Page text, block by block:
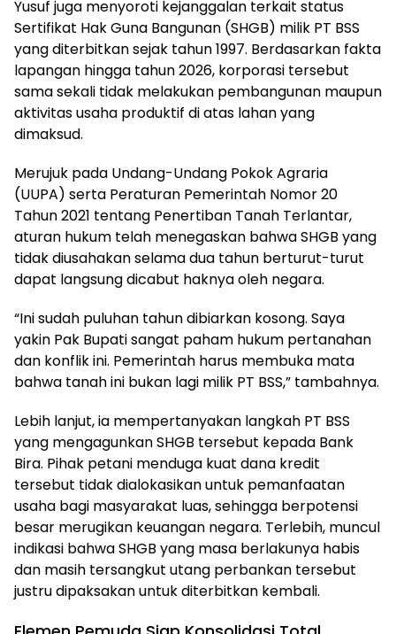
Yusuf juga menyoroti kejanggalan terkait status
Sertifikat Hak Guna Bangunan (SHGB) milik PT BSS
yang diterbitkan sejak tahun 1997. Berdasarkan fakta
lapangan hingga tahun 2026, korporasi tersebut
sama sekali tidak melakukan pembangunan maupun
aktivitas usaha produktif di atas lahan yang
dimaksud.
Merujuk pada Undang-Undang Pokok Agraria
(UUPA) serta Peraturan Pemerintah Nomor 20
Tahun 2021 tentang Penertiban Tanah Terlantar,
aturan hukum telah menegaskan bahwa SHGB yang
tidak diusahakan selama dua tahun berturut-turut
dapat langsung dicabut haknya oleh negara.
“Ini sudah puluhan tahun dibiarkan kosong. Saya
yakin Pak Bupati sangat paham hukum pertanahan
dan konflik ini. Pemerintah harus membuka mata
bahwa tanah ini bukan lagi milik PT BSS,” tambahnya.
Lebih lanjut, ia mempertanyakan langkah PT BSS
yang mengagunkan SHGB tersebut kepada Bank
Bira. Pihak petani menduga kuat dana kredit
tersebut tidak dialokasikan untuk pemanfaatan
usaha bagi masyarakat luas, sehingga berpotensi
besar merugikan keuangan negara. Terlebih, muncul
indikasi bahwa SHGB yang masa berlakunya habis
dan masih tersangkut utang perbankan tersebut
justru dipaksakan untuk diterbitkan kembali.